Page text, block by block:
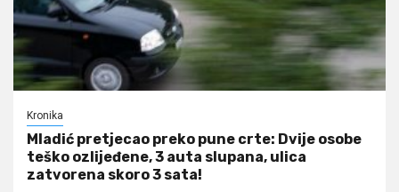
Kronika
Mladić pretjecao preko pune crte: Dvije osobe
teško ozlijeđene, 3 auta slupana, ulica
zatvorena skoro 3 sata!